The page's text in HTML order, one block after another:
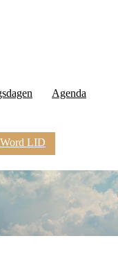
Agenda
Word LID